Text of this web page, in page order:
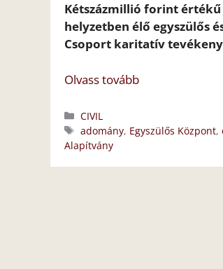
Kétszázmillió forint
helyzetben élő egyszülős
Csoport karitatív
Olvass tovább
Kategória
CIVIL
Címkék
adomány, Egyszülős Központ,
Alapítvány